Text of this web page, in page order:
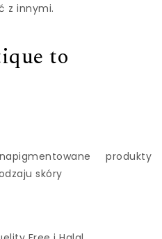
z innymi.
to
produkty
skóry